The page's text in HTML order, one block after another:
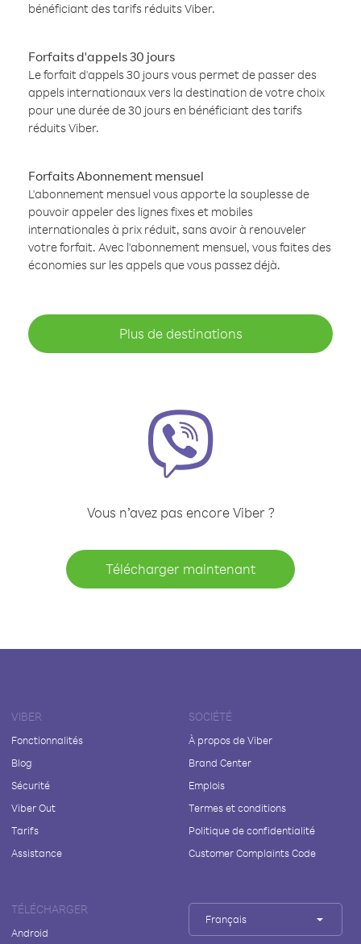
bénéficiant des tarifs réduits Viber.
Forfaits d'appels 30 jours
Le forfait d'appels 30 jours vous permet de passer des
appels internationaux vers la destination de votre choix
pour une durée de 30 jours en bénéficiant des tarifs
réduits Viber.
Forfaits Abonnement mensuel
L'abonnement mensuel vous apporte la souplesse de
pouvoir appeler des lignes fixes et mobiles
internationales à prix réduit, sans avoir à renouveler
votre forfait. Avec l'abonnement mensuel, vous faites des
économies sur les appels que vous passez déjà.
Plus de destinations
Vous n’avez pas encore Viber ?
Télécharger maintenant
VIBER
Fonctionnalités
Blog
Sécurité
Viber Out
Tarifs
Assistance
SOCIÉTÉ
À propos de Viber
Brand Center
Emplois
Termes et conditions
Politique de confidentialité
Customer Complaints Code
TÉLÉCHARGER
Android
Français